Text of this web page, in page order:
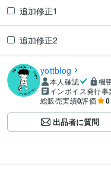
追加修正1
追加修正2
yottblog
本人確認 機
インボイス発行事
総販売実績0評価
出品者に質問